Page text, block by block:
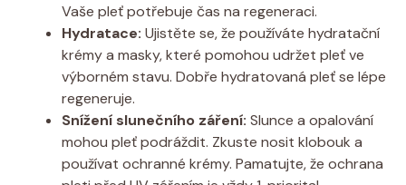
Vaše pleť potřebuje čas na regeneraci.
Hydratace: Ujistěte se, že používáte hydratační
krémy a masky, které pomohou udržet pleť ve
výborném stavu. Dobře hydratovaná pleť se lépe
regeneruje.
Snížení slunečního záření: Slunce a opalování
mohou pleť podráždit. Zkuste nosit klobouk a
používat ochranné krémy. Pamatujte, že ochrana